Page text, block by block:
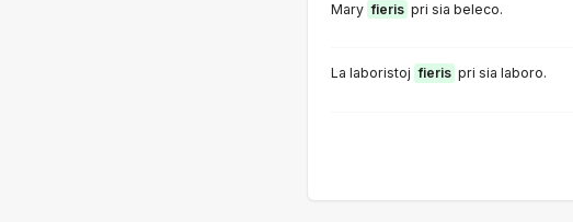
Mary fieris pri sia beleco.
La laboristoj fieris pri sia laboro.